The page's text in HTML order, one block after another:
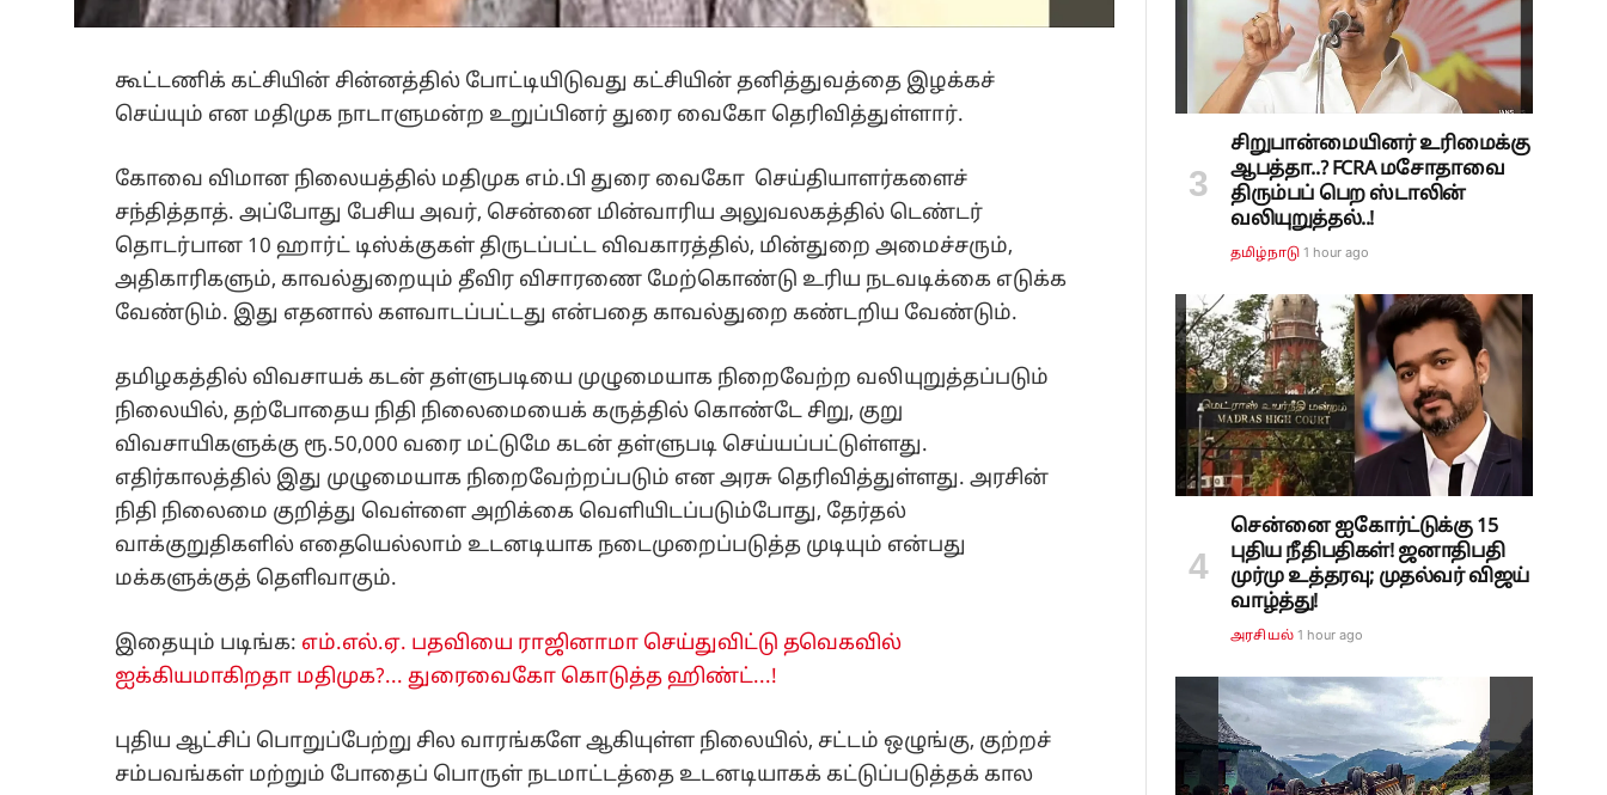
கூட்டணிக் கட்சியின் சின்னத்தில் போட்டியிடுவது கட்சியின் தனித்துவத்தை இழக்கச்
செய்யும் என மதிமுக நாடாளுமன்ற உறுப்பினர் துரை வைகோ தெரிவித்துள்ளார்.
கோவை விமான நிலையத்தில் மதிமுக எம்.பி துரை வைகோ செய்தியாளர்களைச்
சந்தித்தாத். அப்போது பேசிய அவர், சென்னை மின்வாரிய அலுவலகத்தில் டெண்டர்
தொடர்பான 10 ஹார்ட் டிஸ்க்குகள் திருடப்பட்ட விவகாரத்தில், மின்துறை அமைச்சரும்,
அதிகாரிகளும், காவல்துறையும் தீவிர விசாரணை மேற்கொண்டு உரிய நடவடிக்கை எடுக்க
வேண்டும். இது எதனால் களவாடப்பட்டது என்பதை காவல்துறை கண்டறிய வேண்டும்.
தமிழகத்தில் விவசாயக் கடன் தள்ளுபடியை முழுமையாக நிறைவேற்ற வலியுறுத்தப்படும்
நிலையில், தற்போதைய நிதி நிலைமையைக் கருத்தில் கொண்டே சிறு, குறு
விவசாயிகளுக்கு ரூ.50,000 வரை மட்டுமே கடன் தள்ளுபடி செய்யப்பட்டுள்ளது.
எதிர்காலத்தில் இது முழுமையாக நிறைவேற்றப்படும் என அரசு தெரிவித்துள்ளது. அரசின்
நிதி நிலைமை குறித்து வெள்ளை அறிக்கை வெளியிடப்படும்போது, தேர்தல்
வாக்குறுதிகளில் எதையெல்லாம் உடனடியாக நடைமுறைப்படுத்த முடியும் என்பது
மக்களுக்குத் தெளிவாகும்.
இதையும் படிங்க: எம்.எல்.ஏ. பதவியை ராஜினாமா செய்துவிட்டு தவெகவில்
ஐக்கியமாகிறதா மதிமுக?... துரைவைகோ கொடுத்த ஹிண்ட்...!
புதிய ஆட்சிப் பொறுப்பேற்று சில வாரங்களே ஆகியுள்ள நிலையில், சட்டம் ஒழுங்கு, குற்றச்
சம்பவங்கள் மற்றும் போதைப் பொருள் நடமாட்டத்தை உடனடியாகக் கட்டுப்படுத்தக் கால
சிறுபான்மையினர் உரிமைக்கு
ஆபத்தா..? FCRA மசோதாவை
திரும்பப் பெற ஸ்டாலின்
வலியுறுத்தல்..!
தமிழ்நாடு 1 hour ago
சென்னை ஐகோர்ட்டுக்கு 15
புதிய நீதிபதிகள்! ஜனாதிபதி
முர்மு உத்தரவு; முதல்வர் விஜய்
வாழ்த்து!
அரசியல் 1 hour ago